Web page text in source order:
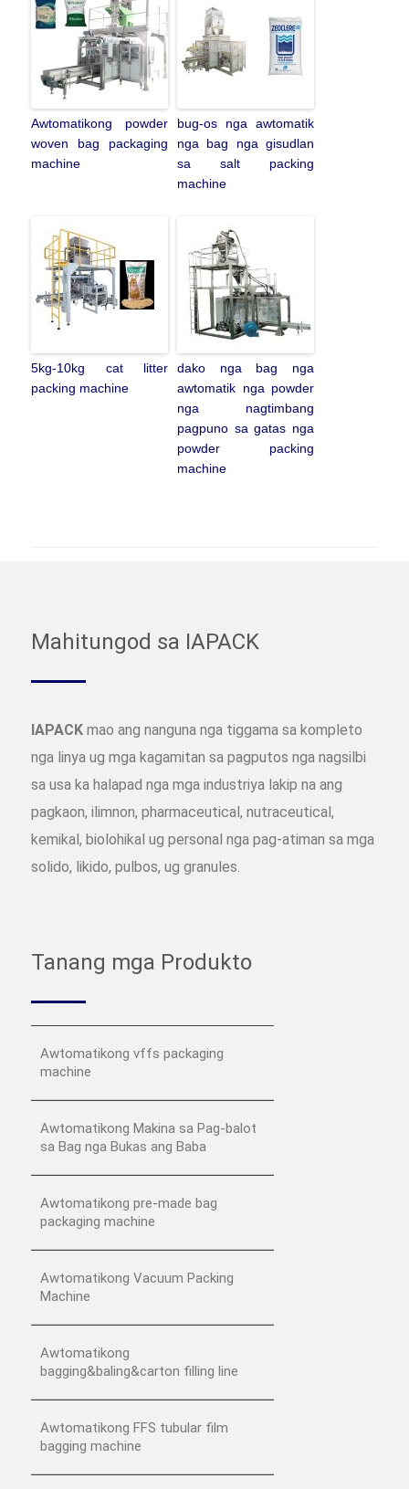
Awtomatikong powder
woven bag packaging
machine
bug-os nga awtomatik
nga bag nga gisudlan
sa salt packing
machine
5kg-10kg cat litter
packing machine
dako nga bag nga
awtomatik nga powder
nga nagtimbang
pagpuno sa gatas nga
powder packing
machine
Mahitungod sa IAPACK
IAPACK mao ang nanguna nga tiggama sa kompleto
nga linya ug mga kagamitan sa pagputos nga nagsilbi
sa usa ka halapad nga mga industriya lakip na ang
pagkaon, ilimnon, pharmaceutical, nutraceutical,
kemikal, biolohikal ug personal nga pag-atiman sa mga
solido, likido, pulbos, ug granules.
Tanang mga Produkto
Awtomatikong vffs packaging
machine
Awtomatikong Makina sa Pag-balot
sa Bag nga Bukas ang Baba
Awtomatikong pre-made bag
packaging machine
Awtomatikong Vacuum Packing
Machine
Awtomatikong
bagging&baling&carton filling line
Awtomatikong FFS tubular film
bagging machine